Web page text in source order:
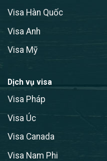
Visa Hàn Quốc
Visa Anh
Visa Mỹ
Dịch vụ visa
Visa Pháp
Visa Úc
Visa Canada
Visa Nam Phi